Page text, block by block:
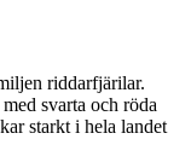
riddarfjärilar.
svarta och röda
starkt i hela landet